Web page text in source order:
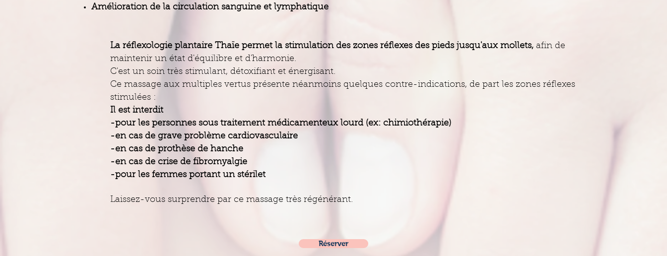
Amélioration de la circulation sanguine et lymphatique
La réflexologie plantaire Thaïe permet la stimulation des zones réflexes des pieds jusqu'aux mollets, afin de
maintenir un état d'équilibre et d'harmonie.
C'est un soin très stimulant, détoxifiant et énergisant.
Ce massage aux multiples vertus présente néanmoins quelques contre-indications, de part les zones réflexes
stimulées :
Il est interdit
-pour les personnes sous traitement médicamenteux lourd (ex: chimiothérapie)
-en cas de grave problème cardiovasculaire
-en cas de prothèse de hanche
-en cas de crise de fibromyalgie
-pour les femmes portant un stérilet
Laissez-vous surprendre par ce massage très régénérant.
Réserver